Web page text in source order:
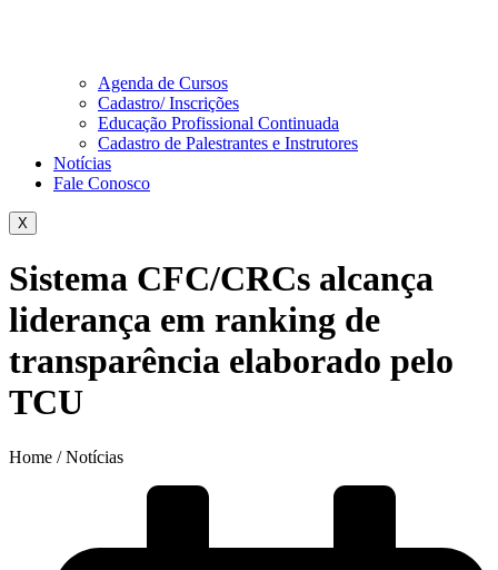
Agenda de Cursos
Cadastro/ Inscrições
Educação Profissional Continuada
Cadastro de Palestrantes e Instrutores
Notícias
Fale Conosco
X
Sistema CFC/CRCs alcança
liderança em ranking de
transparência elaborado pelo
TCU
Home / Notícias